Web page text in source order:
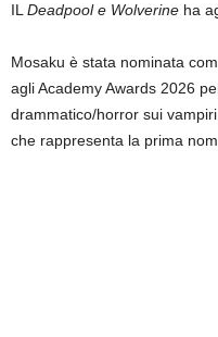
IL Deadpool e Wolverine ha
Mosaku è stata nominata
agli Academy Awards 2026
drammatico/horror sui vampiri.
che rappresenta la prima